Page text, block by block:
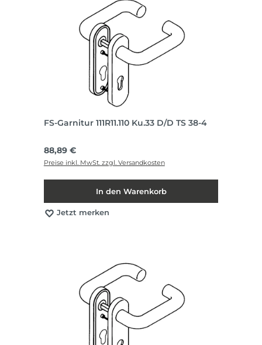
FS-Garnitur 111R11.110 Ku.33 D/D TS 38-4
Regulärer Preis:
88,89 €
Preise inkl. MwSt. zzgl. Versandkosten
In den Warenkorb
Jetzt merken